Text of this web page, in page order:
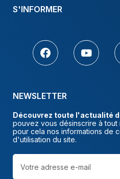
S'INFORMER
NEWSLETTER
Découvrez toute l'actualité
pouvez vous désinscrire à tout
pour cela nos informations de
d'utilisation du site.